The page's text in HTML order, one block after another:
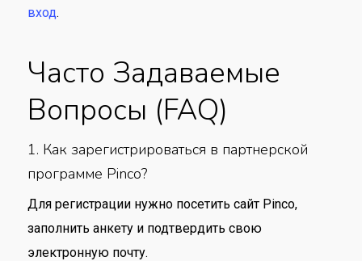
вход.
Часто Задаваемые
Вопросы (FAQ)
1. Как зарегистрироваться в партнерской
программе Pinco?
Для регистрации нужно посетить сайт Pinco,
заполнить анкету и подтвердить свою
электронную почту.